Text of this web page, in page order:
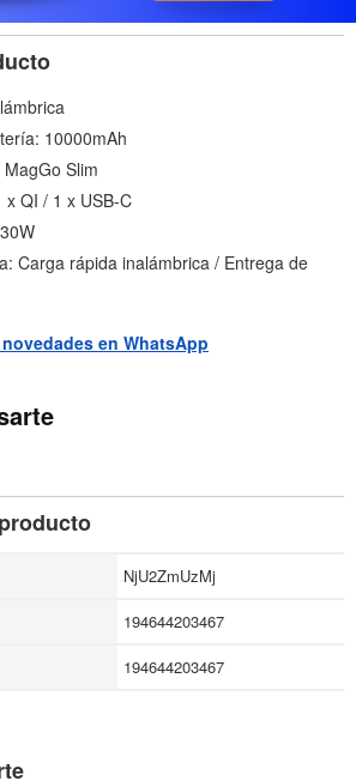
10000mAh
Slim
QI / 1 x USB-C
Carga rápida inalámbrica / Entrega de
en WhatsApp
NjU2ZmUzMj
194644203467
194644203467